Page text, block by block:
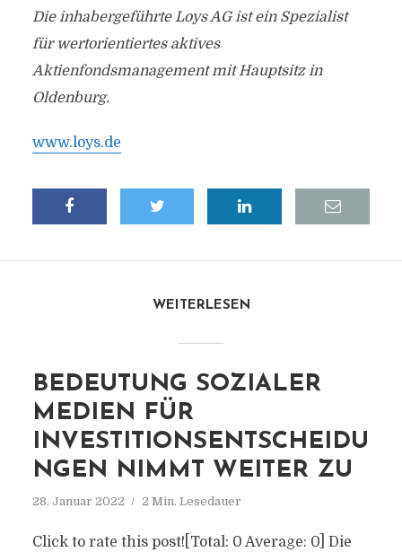
Die inhabergeführte Loys AG ist ein Spezialist
für wertorientiertes aktives
Aktienfondsmanagement mit Hauptsitz in
Oldenburg.
www.loys.de
WEITERLESEN
BEDEUTUNG SOZIALER
MEDIEN FÜR
INVESTITIONSENTSCHEIDU
NGEN NIMMT WEITER ZU
28. Januar 2022 2 Min. Lesedauer
Click to rate this post![Total: 0 Average: 0] Die